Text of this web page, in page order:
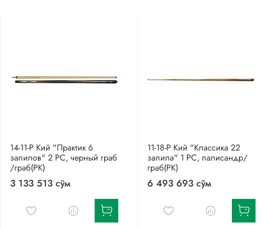
14-11-Р Кий "Практик 6
запилов" 2 РС, черный граб
/граб(РК)
3 133 513 сўм
11-18-Р Кий "Классика 22
запила" 1 РС, палисандр/
граб(РК)
6 493 693 сўм